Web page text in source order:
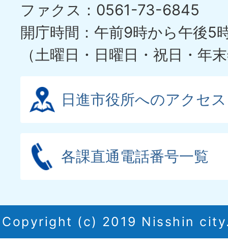
ファクス：0561-73-6845
開庁時間：午前9時から午後5
（土曜日・日曜日・祝日・年
日進市役所へのアクセス
各課直通電話番号一覧
Copyright (c) 2019 Nisshin